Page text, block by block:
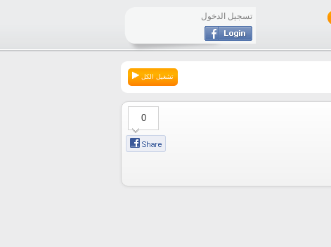
تسجيل الدخول
تشغيل الكل
0